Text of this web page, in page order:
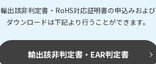
輸出該非判定書・RoHS対応証明書の申込みおよび
ダウンロードは下記より行うことができます。
輸出該非判定書・EAR判定書